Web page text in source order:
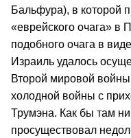
Бальфура), в которой
«еврейского очага» в
подобного очага в
Израиль удалось
Второй мировой
холодной войны с
Трумэна. Как бы там
просуществовал